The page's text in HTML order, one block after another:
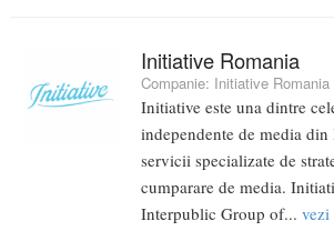
Initiative Romania
Companie: Initiative Romania
Initiative este una dintre
independente de media
servicii specializate de
cumparare de media.
Interpublic Group of... vezi